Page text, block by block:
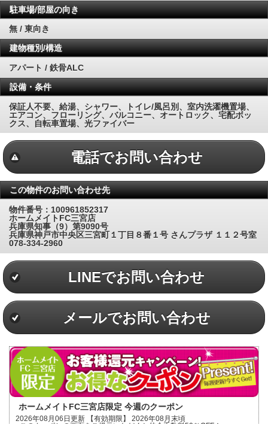
駐車場/部屋の向き
無 / 東向き
建物種別/構造
アパート / 鉄骨ALC
設備・条件
保証人不要、給湯、シャワー、トイレ/風呂別、室内洗濯機置場、
エアコン、フローリング、バルコニー、オートロック、宅配ボッ
クス、自転車置場、光ファイバー
電話でお問い合わせ
この物件のお問い合わせ先
物件番号：100961852317
ホームメイトFC三宮店
兵庫県知事（9）第9090号
兵庫県神戸市中央区三宮町１丁目８番１号 さんプラザ １１２号室
078-334-2960
LINEでお問い合わせ
メールでお問い合わせ
ホームメイトFC三宮店限定 今週のクーポン
2026年08月06日更新 【有効期限】 2026年08月末頃